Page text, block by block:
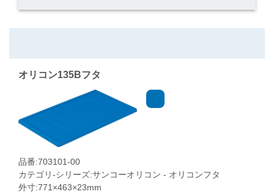
オリコン135Bフタ
品番:703101-00
カテゴリ-シリーズ:サンコーオリコン - オリコンフタ
外寸:771×463×23mm